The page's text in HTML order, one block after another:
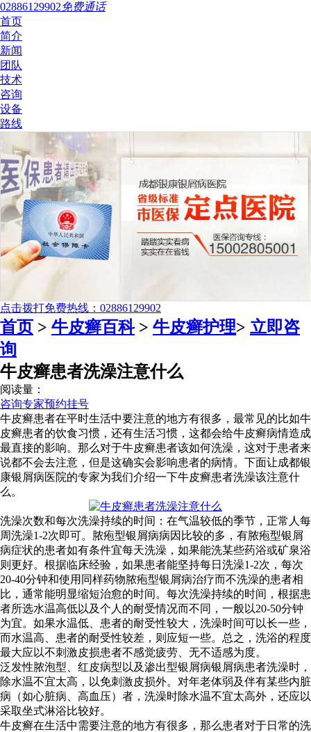
02886129902免费通话
首页
简介
新闻
团队
技术
咨询
设备
路线
点击拨打免费热线：02886129902
首页 > 牛皮癣百科> 牛皮癣护理> 立即咨
询
牛皮癣患者洗澡注意什么
阅读量：
咨询专家预约挂号
牛皮癣患者在平时生活中要注意的地方有很多，最常见的比如牛
皮癣患者的饮食习惯，还有生活习惯，这都会给牛皮癣病情造成
最直接的影响。那么对于牛皮癣患者该如何洗澡，这对于患者来
说都不会去注意，但是这确实会影响患者的病情。下面让成都银
康银屑病医院的专家为我们介绍一下牛皮癣患者洗澡该注意什
么。
洗澡次数和每次洗澡持续的时间：在气温较低的季节，正常人每
周洗澡1-2次即可。脓疱型银屑病病因比较的多，有脓疱型银屑
病症状的患者如有条件宜每天洗澡，如果能洗某些药浴或矿泉浴
则更好。根据临床经验，如果患者能坚持每日洗澡1-2次，每次
20-40分钟和使用同样药物脓疱型银屑病治疗而不洗澡的患者相
比，通常能明显缩短治愈的时间。每次洗澡持续的时间，根据患
者所选水温高低以及个人的耐受情况而不同，一般以20-50分钟
为宜。如果水温低、患者的耐受性较大，洗澡时间可以长一些，
而水温高、患者的耐受性较差，则应短一些。总之，洗浴的程度
最大应以不刺激皮损患者不感觉疲劳、无不适感为度。
泛发性脓泡型、红皮病型以及渗出型银屑病银屑病患者洗澡时，
除水温不宜太高，以免刺激皮损外。对年老体弱及伴有某些内脏
病（如心脏病、高血压）者，洗澡时除水温不宜太高外，还应以
采取坐式淋浴比较好。
牛皮癣在生活中需要注意的地方有很多，那么患者对于日常的洗